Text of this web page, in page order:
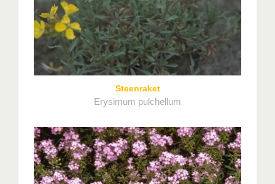
Steenraket
Erysimum pulchellum